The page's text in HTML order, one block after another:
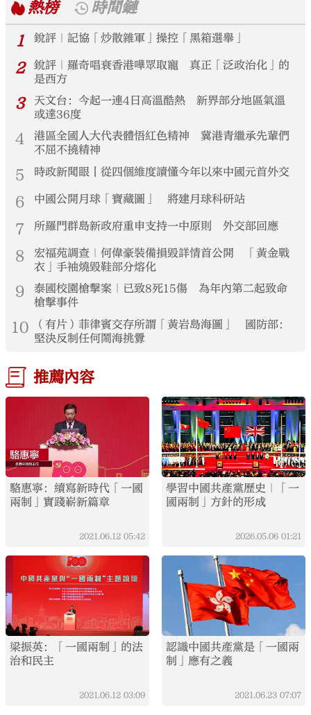
熱榜
時間鏈
1
銳評｜記協「炒散雜軍」操控「黑箱選舉」
2
銳評｜羅奇唱衰香港嘩眾取寵 真正「泛政治化」的
是西方
3
天文台：今起一連4日高溫酷熱 新界部分地區氣溫
或達36度
4
港區全國人大代表體悟紅色精神 冀港青繼承先輩們
不屈不撓精神
5 時政新聞眼丨從四個維度讀懂今年以來中國元首外交
6 中國公開月球「寶藏圖」 將建月球科研站
7 所羅門群島新政府重申支持一中原則 外交部回應
8
宏福苑調查｜何偉豪裝備損毀詳情首公開 「黃金戰
衣」手袖燒毀鞋部分熔化
9
泰國校園槍擊案｜已致8死15傷 為年內第二起致命
槍擊事件
10
（有片）菲律賓交存所謂「黃岩島海圖」 國防部：
堅決反制任何鬧海挑釁
推薦內容
駱惠寧：續寫新時代「一國
兩制」實踐嶄新篇章
2021.06.12 05:42
學習中國共產黨歷史｜「一
國兩制」方針的形成
2026.05.06 01:21
梁振英：「一國兩制」的法
治和民主
2021.06.12 03:09
認識中國共產黨是「一國兩
制」應有之義
2021.06.23 07:07